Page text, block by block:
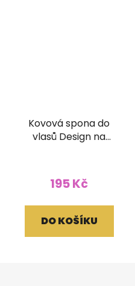
Kovová spona do
vlasů Design na
195 Kč
DO KOŠÍKU